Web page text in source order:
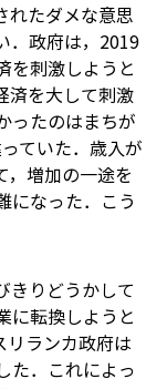
れたダメな意思
．政府は，2019
を刺激しようと
済を大して刺激
ったのはまちが
ていた．歳入が
，増加の一途を
になった．こう
きりどうかして
に転換しようと
リランカ政府は
た．これによっ